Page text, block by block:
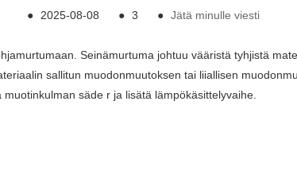
● 2025-08-08 ● 3 ● Jätä minulle viesti
Seinämurtuma johtuu vääristä tyhjistä
sallitun muodonmuutoksen tai liiallisen
säde r ja lisätä lämpökäsittelyvaihe.